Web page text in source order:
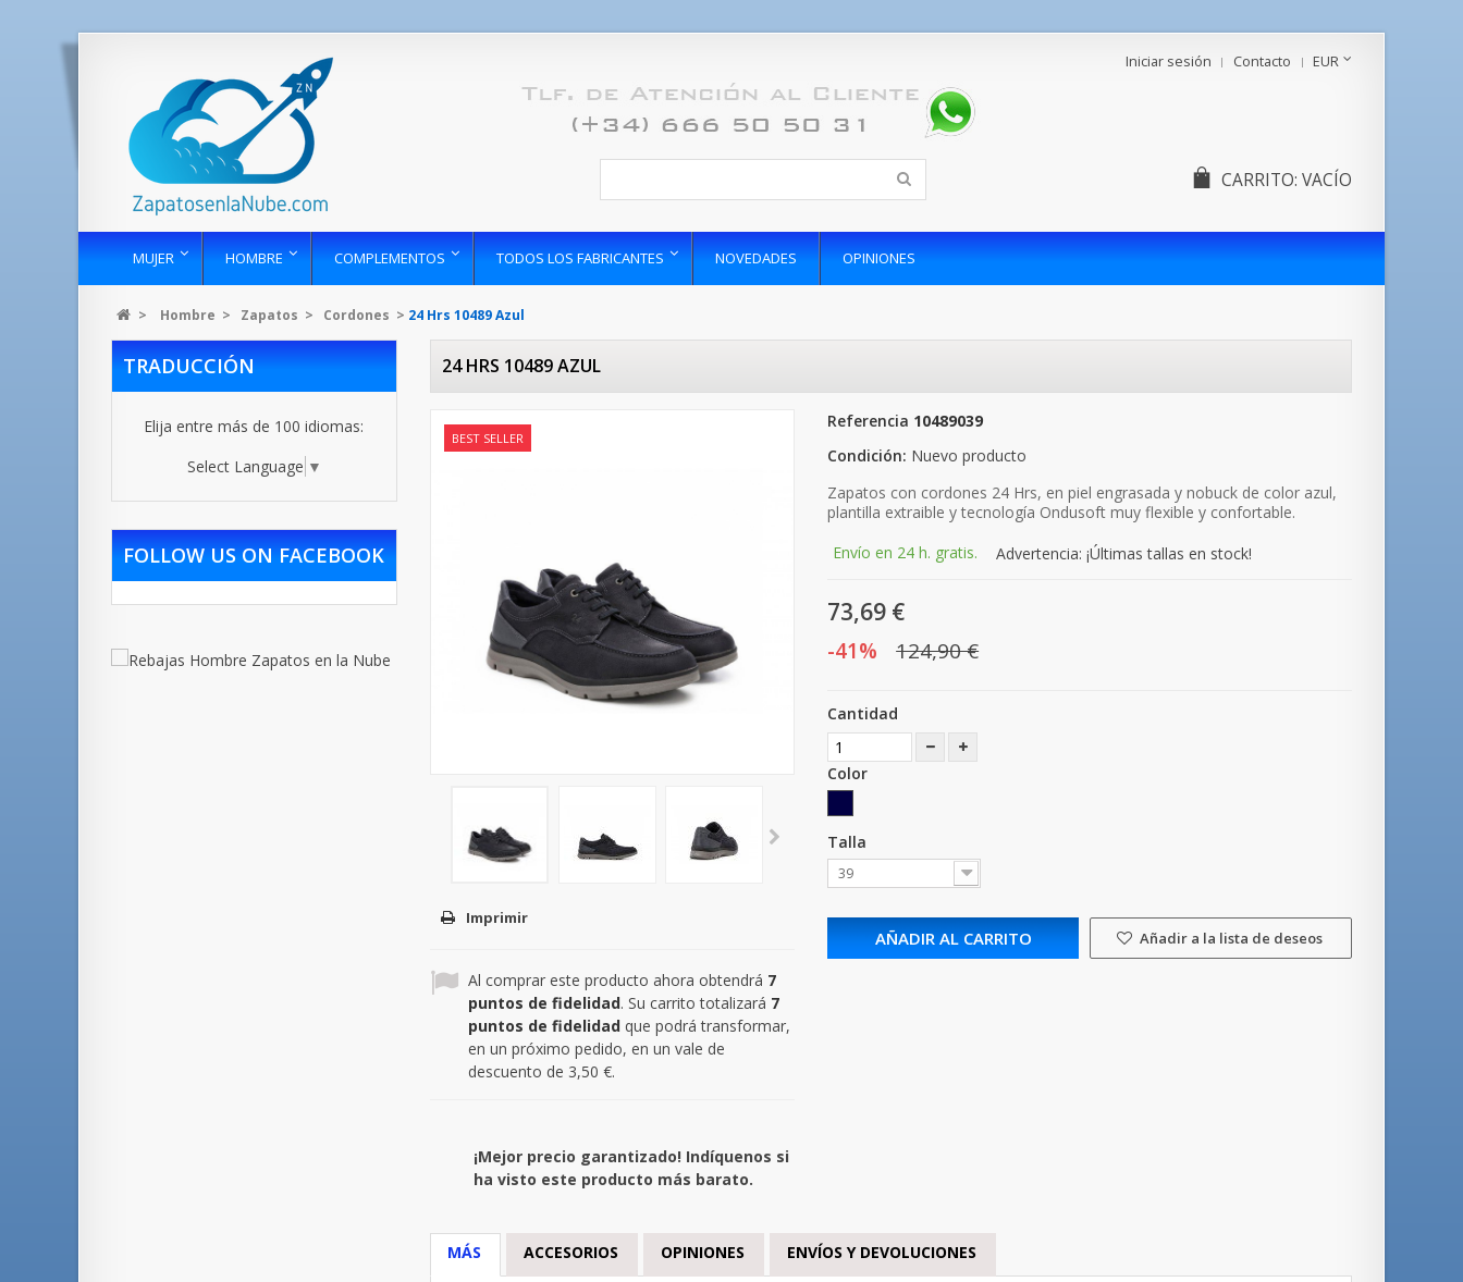
EUR
Contacto
Iniciar sesión
CARRITO: VACÍO
MUJER HOMBRE COMPLEMENTOS TODOS LOS FABRICANTES NOVEDADES OPINIONES
> Hombre > Zapatos > Cordones > 24 Hrs 10489 Azul
TRADUCCIÓN
Elija entre más de 100 idiomas:
Select Language ▼
FOLLOW US ON FACEBOOK
24 HRS 10489 AZUL
BEST SELLER
Imprimir
Al comprar este producto ahora obtendrá 7
puntos de fidelidad. Su carrito totalizará 7
puntos de fidelidadque podrá transformar,
en un próximo pedido, en un vale de
descuento de 3,50 €.
¡Mejor precio garantizado! Indíquenos si
ha visto este producto más barato.
Referencia 10489039
Condición: Nuevo producto
Zapatos con cordones 24 Hrs, en piel engrasada y nobuck de color azul,
plantilla extraible y tecnología Ondusoft muy flexible y confortable.
Envío en 24 h. gratis.
Advertencia: ¡Últimas tallas en stock!
73,69 €
-41% 124,90 €
Cantidad
Color
Talla
39
AÑADIR AL CARRITO Añadir a la lista de deseos
MÁS ACCESORIOS OPINIONES ENVÍOS Y DEVOLUCIONES